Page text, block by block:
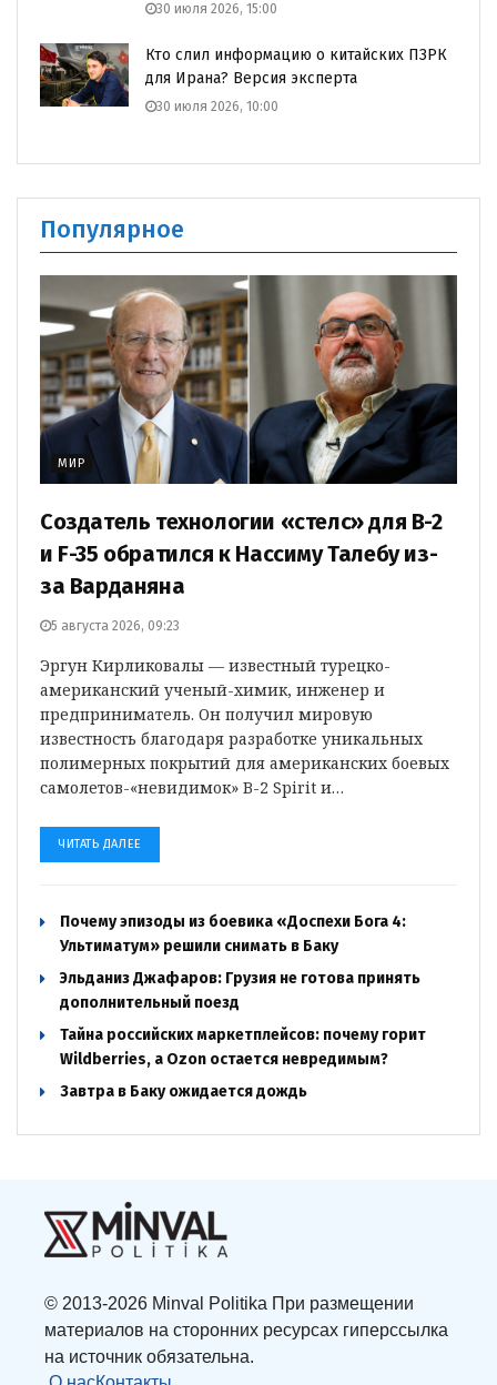
30 июля 2026, 15:00
Кто слил информацию о китайских ПЗРК
для Ирана? Версия эксперта
30 июля 2026, 10:00
Популярное
МИР
Создатель технологии «стелс» для B-2
и F-35 обратился к Нассиму Талебу из-
за Варданяна
5 августа 2026, 09:23
Эргун Кирликовалы — известный турецко-
американский ученый-химик, инженер и
предприниматель. Он получил мировую
известность благодаря разработке уникальных
полимерных покрытий для американских боевых
самолетов-«невидимок» B-2 Spirit и…
ЧИТАТЬ ДАЛЕЕ
Почему эпизоды из боевика «Доспехи Бога 4:
Ультиматум» решили снимать в Баку
Эльданиз Джафаров: Грузия не готова принять
дополнительный поезд
Тайна российских маркетплейсов: почему горит
Wildberries, а Ozon остается невредимым?
Завтра в Баку ожидается дождь
© 2013-2026 Minval Politika При размещении
материалов на сторонних ресурсах гиперссылка
на источник обязательна.